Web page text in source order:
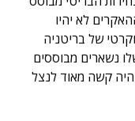
לא יהיו
של בריטניה
נשארים מבוססים
קשה מאוד לנצל